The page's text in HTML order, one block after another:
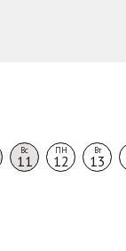
Вс
11
ПН
12
Вт
13